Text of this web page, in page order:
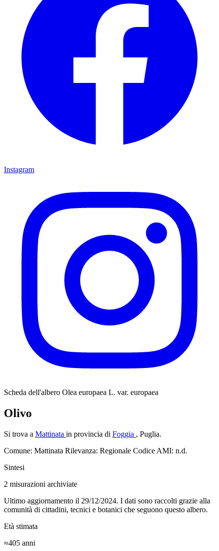
Instagram
Scheda dell'albero Olea europaea L. var. europaea
Olivo
Si trova a Mattinata in provincia di Foggia , Puglia.
Comune: Mattinata Rilevanza: Regionale Codice AMI: n.d.
Sintesi
2 misurazioni archiviate
Ultimo aggiornamento il 29/12/2024. I dati sono raccolti grazie alla
comunità di cittadini, tecnici e botanici che seguono questo albero.
Età stimata
≈405 anni